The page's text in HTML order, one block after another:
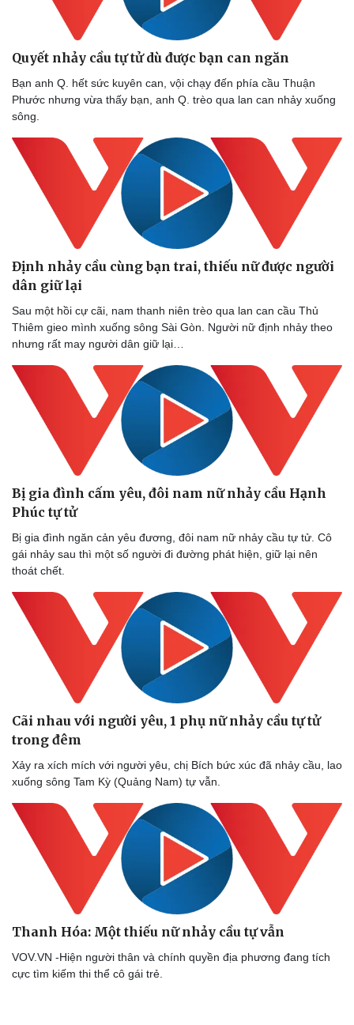
Thể thao
Bóng đá
Lịch thi đấu bóng đá
Thế giới thể thao
Hậu trường
Ô tô - Xe máy
Ô tô
Xe máy
Tư vấn
Quyết nhảy cầu tự tử dù được bạn can ngăn
Bạn anh Q. hết sức kuyên can, vội chạy đến phía cầu Thuận
Phước nhưng vừa thấy bạn, anh Q. trèo qua lan can nhảy xuống
sông.
Định nhảy cầu cùng bạn trai, thiếu nữ được người
dân giữ lại
Sau một hồi cự cãi, nam thanh niên trèo qua lan can cầu Thủ
Thiêm gieo mình xuống sông Sài Gòn. Người nữ định nhảy theo
nhưng rất may người dân giữ lại…
Bị gia đình cấm yêu, đôi nam nữ nhảy cầu Hạnh
Phúc tự tử
Bị gia đình ngăn cản yêu đương, đôi nam nữ nhảy cầu tự tử. Cô
gái nhảy sau thì một số người đi đường phát hiện, giữ lại nên
thoát chết.
Cãi nhau với người yêu, 1 phụ nữ nhảy cầu tự tử
trong đêm
Xảy ra xích mích với người yêu, chị Bích bức xúc đã nhảy cầu, lao
xuống sông Tam Kỳ (Quảng Nam) tự vẫn.
Thanh Hóa: Một thiếu nữ nhảy cầu tự vẫn
VOV.VN -Hiện người thân và chính quyền địa phương đang tích
cực tìm kiếm thi thể cô gái trẻ.